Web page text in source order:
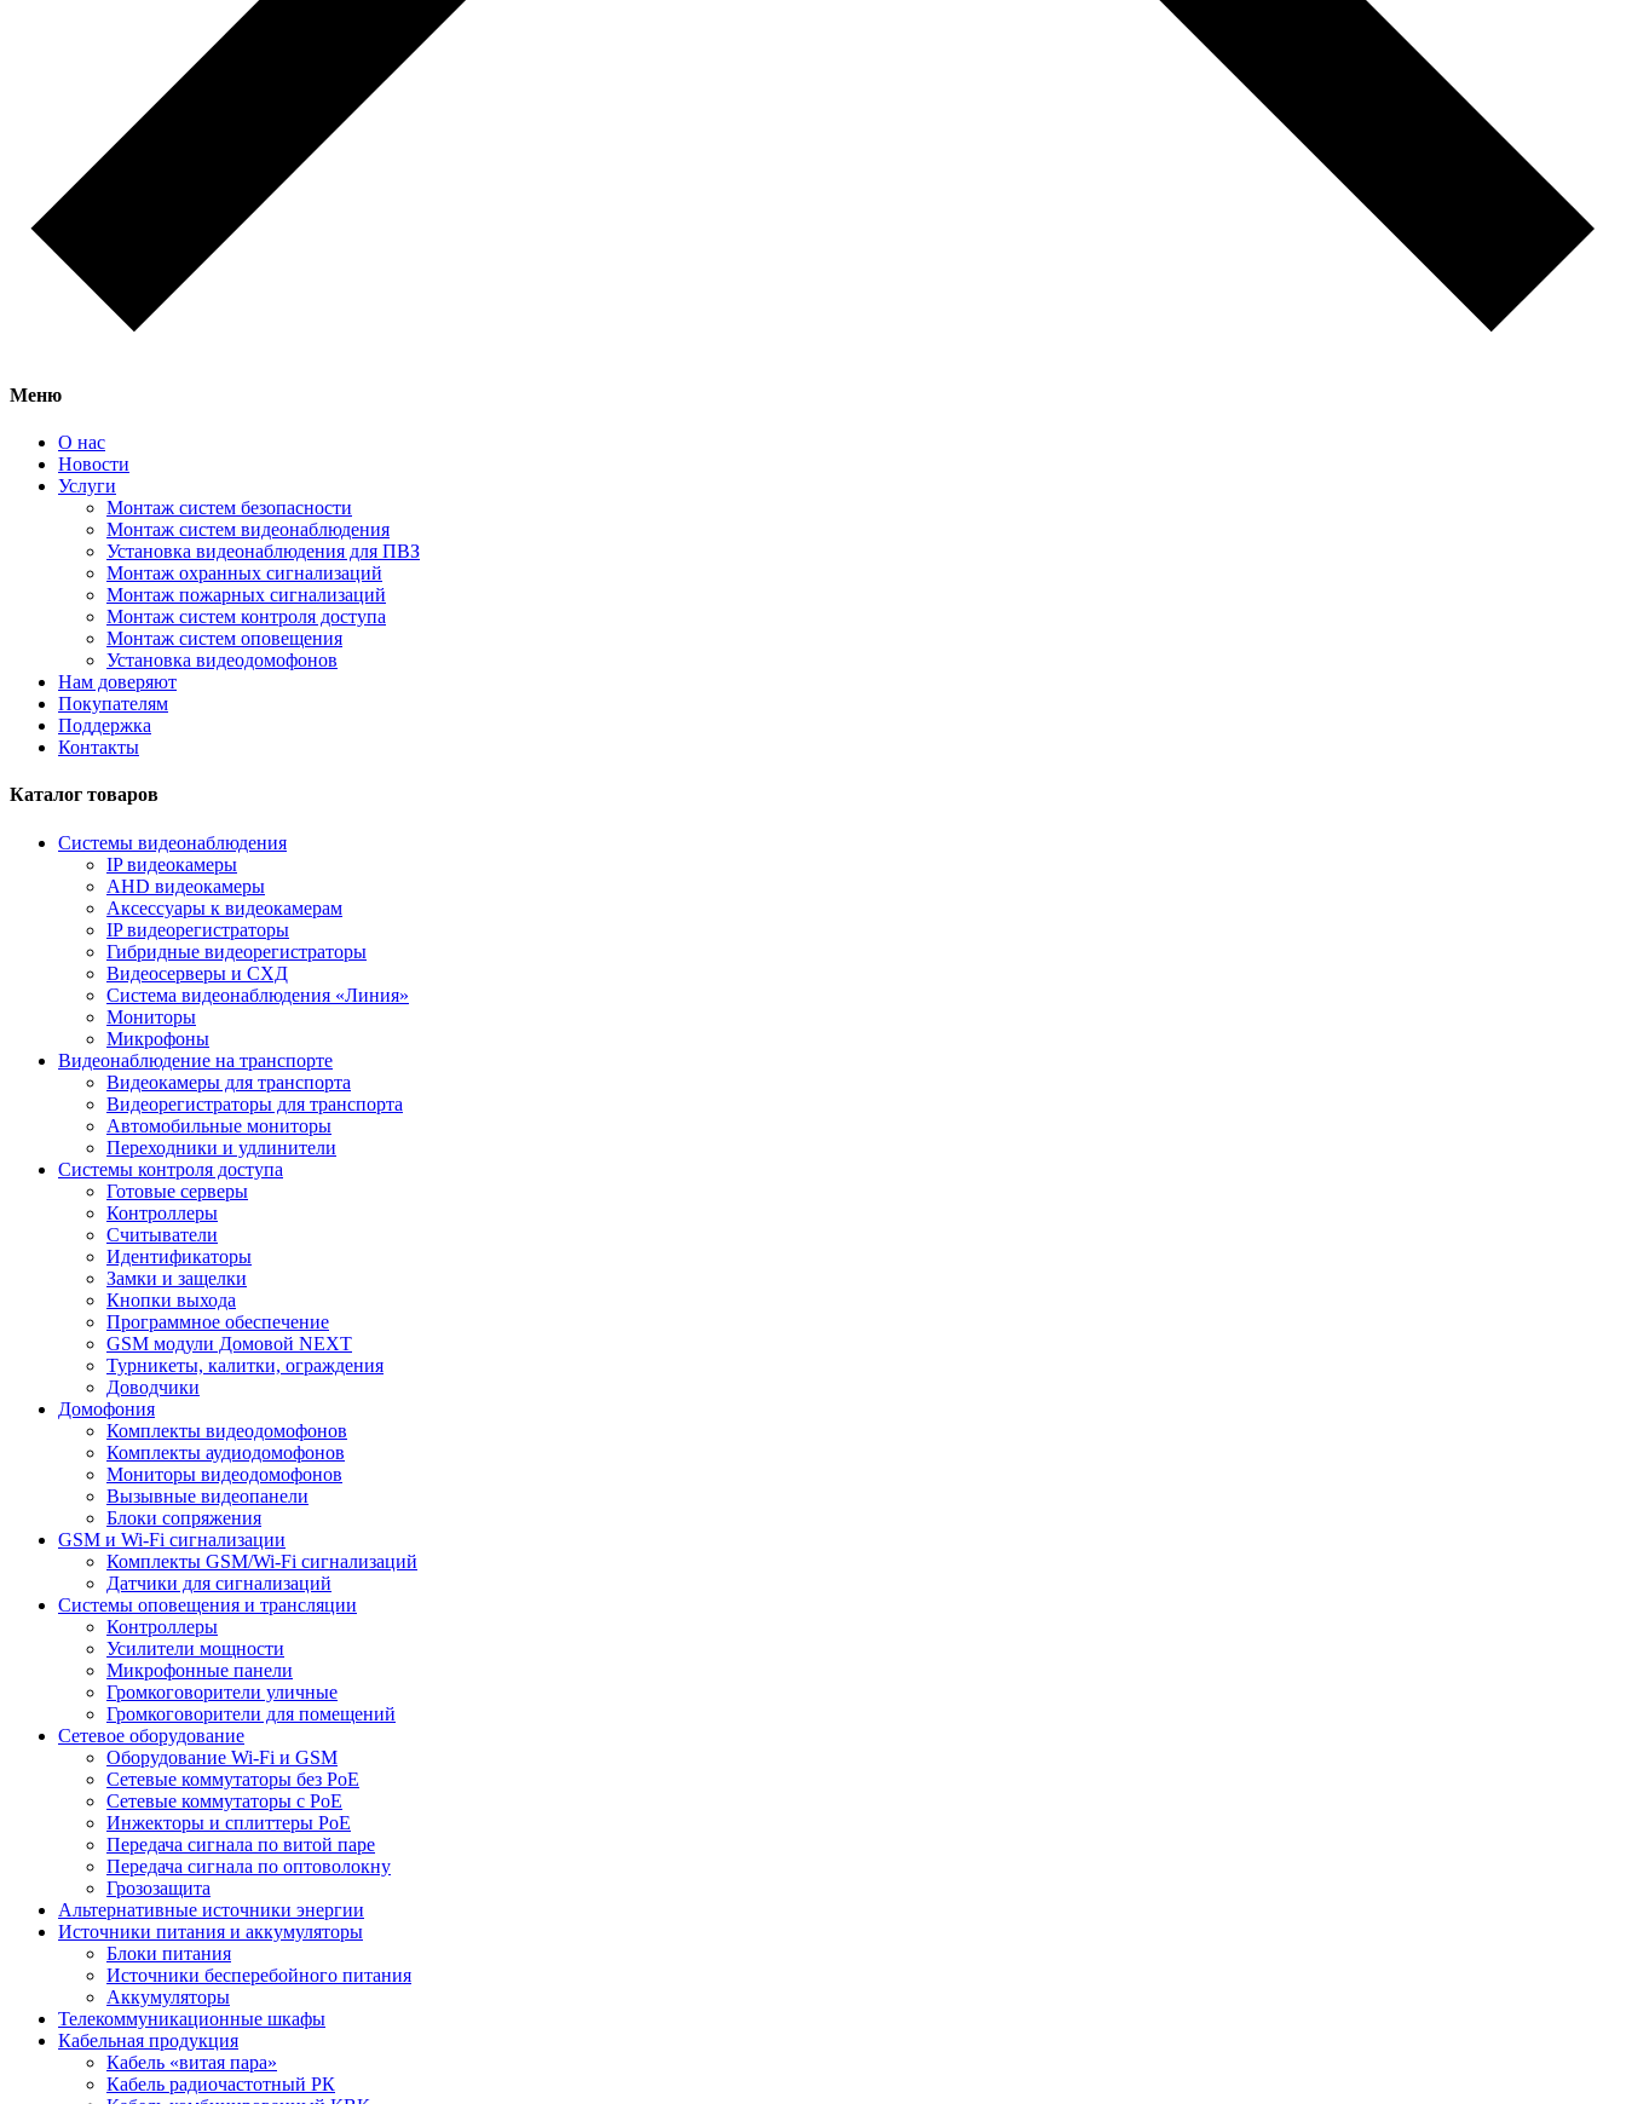
Меню
О нас
Новости
Услуги
Монтаж систем безопасности
Монтаж систем видеонаблюдения
Установка видеонаблюдения для ПВЗ
Монтаж охранных сигнализаций
Монтаж пожарных сигнализаций
Монтаж систем контроля доступа
Монтаж систем оповещения
Установка видеодомофонов
Нам доверяют
Покупателям
Поддержка
Контакты
Каталог товаров
Системы видеонаблюдения
IP видеокамеры
AHD видеокамеры
Аксессуары к видеокамерам
IP видеорегистраторы
Гибридные видеорегистраторы
Видеосерверы и СХД
Система видеонаблюдения «Линия»
Мониторы
Микрофоны
Видеонаблюдение на транспорте
Видеокамеры для транспорта
Видеорегистраторы для транспорта
Автомобильные мониторы
Переходники и удлинители
Системы контроля доступа
Готовые серверы
Контроллеры
Считыватели
Идентификаторы
Замки и защелки
Кнопки выхода
Программное обеспечение
GSM модули Домовой NEXT
Турникеты, калитки, ограждения
Доводчики
Домофония
Комплекты видеодомофонов
Комплекты аудиодомофонов
Мониторы видеодомофонов
Вызывные видеопанели
Блоки сопряжения
GSM и Wi-Fi сигнализации
Комплекты GSM/Wi-Fi сигнализаций
Датчики для сигнализаций
Системы оповещения и трансляции
Контроллеры
Усилители мощности
Микрофонные панели
Громкоговорители уличные
Громкоговорители для помещений
Сетевое оборудование
Оборудование Wi-Fi и GSM
Сетевые коммутаторы без PoE
Сетевые коммутаторы с PoE
Инжекторы и сплиттеры PoE
Передача сигнала по витой паре
Передача сигнала по оптоволокну
Грозозащита
Альтернативные источники энергии
Источники питания и аккумуляторы
Блоки питания
Источники бесперебойного питания
Аккумуляторы
Телекоммуникационные шкафы
Кабельная продукция
Кабель «витая пара»
Кабель радиочастотный РК